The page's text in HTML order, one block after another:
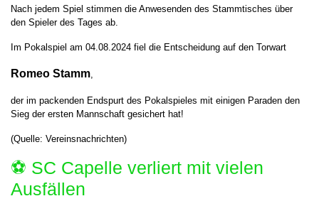
Nach jedem Spiel stimmen die Anwesenden des Stammtisches über
den Spieler des Tages ab.
Im Pokalspiel am 04.08.2024 fiel die Entscheidung auf den Torwart
Romeo Stamm,
der im packenden Endspurt des Pokalspieles mit einigen Paraden den
Sieg der ersten Mannschaft gesichert hat!
(Quelle: Vereinsnachrichten)
⚽️ SC Capelle verliert mit vielen
Ausfällen